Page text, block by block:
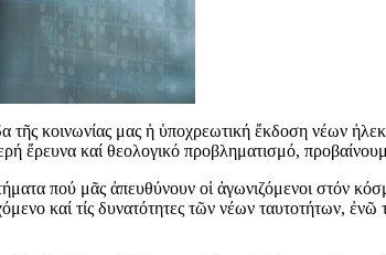
τῆς κοινωνίας μας ἡ ὑποχρεωτική ἔκδοση νέων
ἔρευνα καί θεολογικό προβληματισμό,
πού μᾶς ἀπευθύνουν οἱ ἀγωνιζόμενοι στόν
καί τίς δυνατότητες τῶν νέων ταυτοτήτων,